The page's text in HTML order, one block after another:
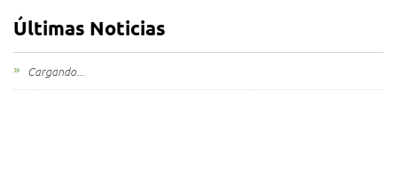
Últimas Noticias
Cargando...